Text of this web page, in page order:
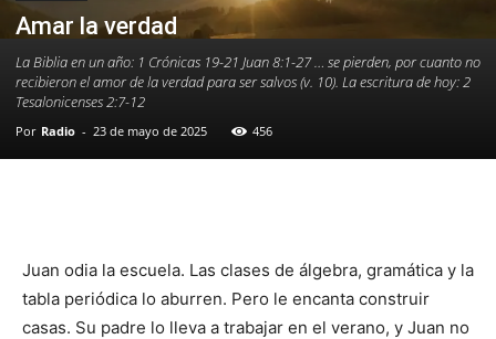
Amar la verdad
La Biblia en un año: 1 Crónicas 19-21 Juan 8:1-27 … se pierden, por cuanto no
recibieron el amor de la verdad para ser salvos (v. 10). La escritura de hoy: 2
Tesalonicenses 2:7-12
Por Radio - 23 de mayo de 2025 456
Juan odia la escuela. Las clases de álgebra, gramática y la
tabla periódica lo aburren. Pero le encanta construir
casas. Su padre lo lleva a trabajar en el verano, y Juan no